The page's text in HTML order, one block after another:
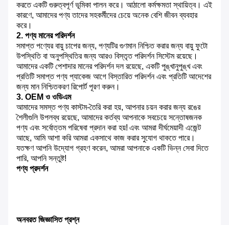
করতে একটি গুরুত্বপূর্ণ ভূমিকা পালন করে। আঠালো কর্মক্ষমতা স্থায়িত্ব। এই
কারণে, আমাদের পণ্য তাদের সহকর্মীদের চেয়ে অনেক বেশি জীবন ব্যবহার
করে।
2. পণ্য মানের পরিদর্শন
সমাপ্ত পণ্যের বায়ু চাপের জন্য, পণ্যটির গুণমান নিশ্চিত করার জন্য বায়ু ফুটো
উপস্থিতি বা অনুপস্থিতির জন্য আরও বিস্তৃত পরিদর্শন সিস্টেম রয়েছে।
আমাদের একটি পেশাদার মানের পরিদর্শন দল রয়েছে, একটি পুঙ্খানুপুঙ্খ এবং
প্রতিটি সমাপ্ত পণ্য প্যাকেজ আগে বিস্তারিত পরিদর্শন এবং প্রতিটি আদেশের
জন্য মান নিশ্চিতকরণ রিপোর্ট পূরণ করুন।
3. OEM ও ওডিএম
আমাদের সমস্ত পণ্য কাস্টম-তৈরি করা হয়, আপনার চয়ন করার জন্য রঙের
শৈলীগুলি উপলব্ধ রয়েছে, আমাদের কর্তব্য আপনাকে সবচেয়ে সন্তোষজনক
পণ্য এবং সর্বোত্তম পরিষেবা প্রদান করা হয়! এবং আমরা দীর্ঘমেয়াদী এজেন্ট
আছে, আমি আশা করি আমরা একসাথে কাজ করার সুযোগ থাকতে পারে।
যতক্ষণ আপনি উদ্যোগ গ্রহণ করেন, আমরা আপনাকে একটি ভিন্ন সেবা দিতে
পারি, আপনি সন্তুষ্ট!
পণ্য প্রদর্শন
অনবরত জিজ্ঞাসিত প্রশ্ন